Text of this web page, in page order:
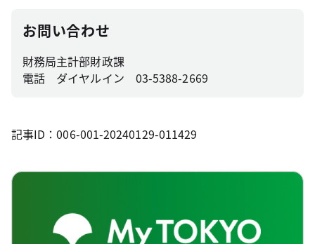
お問い合わせ
財務局主計部財政課
電話 ダイヤルイン 03-5388-2669
記事ID：006-001-20240129-011429